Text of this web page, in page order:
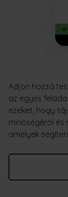
Adjon hozzá
az egyes
ezeket, hogy
minőségéről és
amelyek